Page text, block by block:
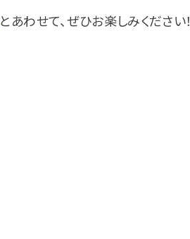
とあわせて、ぜひお楽しみください！